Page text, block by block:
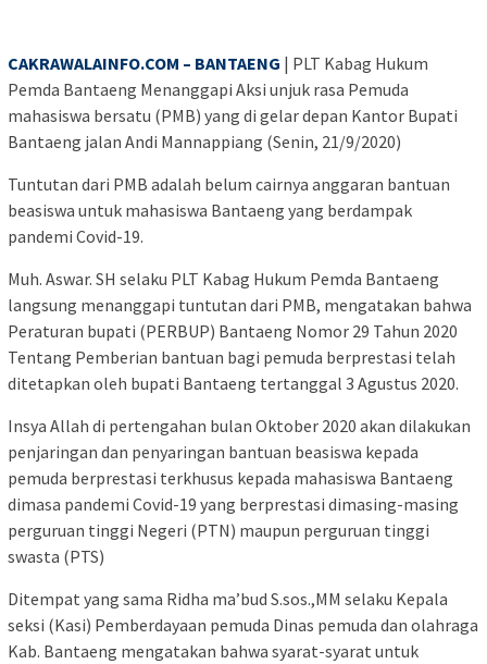
CAKRAWALAINFO.COM – BANTAENG | PLT Kabag Hukum
Pemda Bantaeng Menanggapi Aksi unjuk rasa Pemuda
mahasiswa bersatu (PMB) yang di gelar depan Kantor Bupati
Bantaeng jalan Andi Mannappiang (Senin, 21/9/2020)
Tuntutan dari PMB adalah belum cairnya anggaran bantuan
beasiswa untuk mahasiswa Bantaeng yang berdampak
pandemi Covid-19.
Muh. Aswar. SH selaku PLT Kabag Hukum Pemda Bantaeng
langsung menanggapi tuntutan dari PMB, mengatakan bahwa
Peraturan bupati (PERBUP) Bantaeng Nomor 29 Tahun 2020
Tentang Pemberian bantuan bagi pemuda berprestasi telah
ditetapkan oleh bupati Bantaeng tertanggal 3 Agustus 2020.
Insya Allah di pertengahan bulan Oktober 2020 akan dilakukan
penjaringan dan penyaringan bantuan beasiswa kepada
pemuda berprestasi terkhusus kepada mahasiswa Bantaeng
dimasa pandemi Covid-19 yang berprestasi dimasing-masing
perguruan tinggi Negeri (PTN) maupun perguruan tinggi
swasta (PTS)
Ditempat yang sama Ridha ma’bud S.sos.,MM selaku Kepala
seksi (Kasi) Pemberdayaan pemuda Dinas pemuda dan olahraga
Kab. Bantaeng mengatakan bahwa syarat-syarat untuk